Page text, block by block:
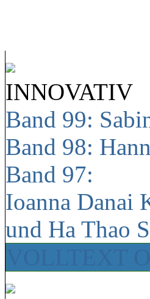
INNOVATIV
Band 99:
Band 98:
Band 97:
Ioanna Danai
und Ha Thao